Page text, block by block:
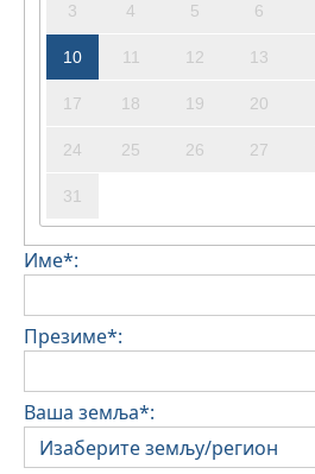
3 4 5 6
10 11 12 13
17 18 19 20
24 25 26 27
31
Име*:
Презиме*:
Ваша земља*: